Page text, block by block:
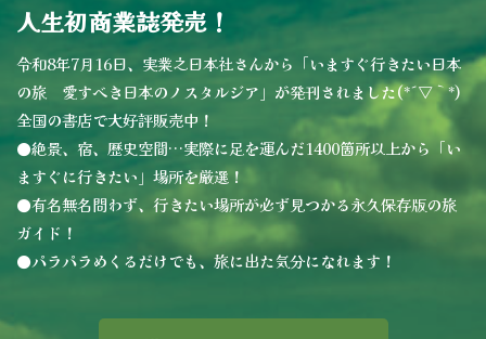
人生初商業誌発売！
令和8年7月16日、実業之日本社さんから「いますぐ行きたい日本
の旅 愛すべき日本のノスタルジア」が発刊されました(*´▽｀*)
全国の書店で大好評販売中！
●絶景、宿、歴史空間…実際に足を運んだ1400箇所以上から「い
ますぐに行きたい」場所を厳選！
●有名無名問わず、行きたい場所が必ず見つかる永久保存版の旅
ガイド！
●パラパラめくるだけでも、旅に出た気分になれます！